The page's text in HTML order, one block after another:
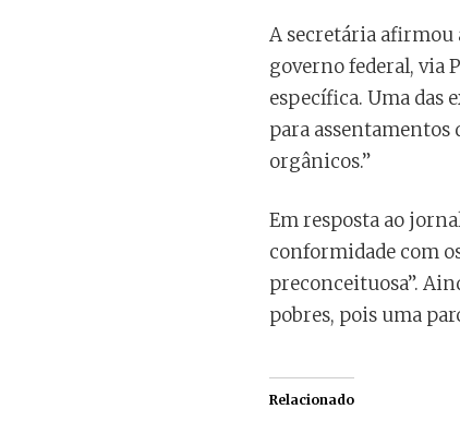
A secretária afirmou
governo federal, via
específica. Uma das
para
orgânicos.”
Em resposta ao
conformidade com
preconceituosa”.
pobres, pois uma
Relacionado